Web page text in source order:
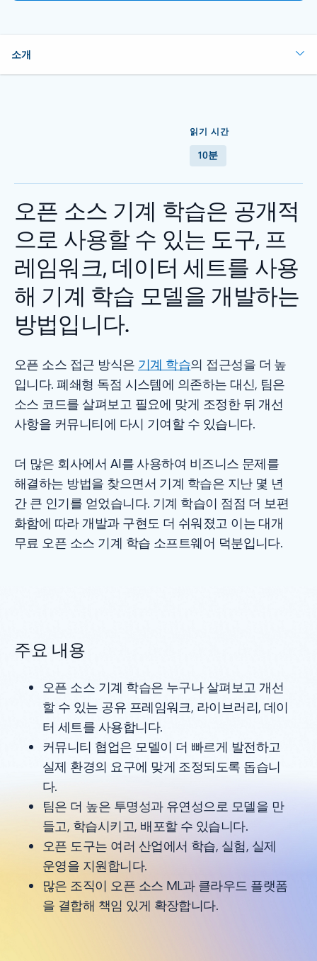
소개
읽기 시간
10분
오픈 소스 기계 학습은 공개적
으로 사용할 수 있는 도구, 프
레임워크, 데이터 세트를 사용
해 기계 학습 모델을 개발하는
방법입니다.
오픈 소스 접근 방식은 기계 학습의 접근성을 더 높
입니다. 폐쇄형 독점 시스템에 의존하는 대신, 팀은
소스 코드를 살펴보고 필요에 맞게 조정한 뒤 개선
사항을 커뮤니티에 다시 기여할 수 있습니다.
더 많은 회사에서 AI를 사용하여 비즈니스 문제를
해결하는 방법을 찾으면서 기계 학습은 지난 몇 년
간 큰 인기를 얻었습니다. 기계 학습이 점점 더 보편
화함에 따라 개발과 구현도 더 쉬워졌고 이는 대개
무료 오픈 소스 기계 학습 소프트웨어 덕분입니다.
주요 내용
오픈 소스 기계 학습은 누구나 살펴보고 개선
할 수 있는 공유 프레임워크, 라이브러리, 데이
터 세트를 사용합니다.
커뮤니티 협업은 모델이 더 빠르게 발전하고
실제 환경의 요구에 맞게 조정되도록 돕습니
다.
팀은 더 높은 투명성과 유연성으로 모델을 만
들고, 학습시키고, 배포할 수 있습니다.
오픈 도구는 여러 산업에서 학습, 실험, 실제
운영을 지원합니다.
많은 조직이 오픈 소스 ML과 클라우드 플랫폼
을 결합해 책임 있게 확장합니다.